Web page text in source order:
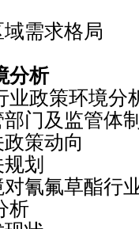
需求格局
分析
政策环境分
及监管体
动向
划
氟草酯行业
析